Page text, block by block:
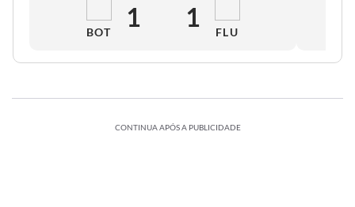
BOT 1 1 FLU
CONTINUA APÓS A PUBLICIDADE